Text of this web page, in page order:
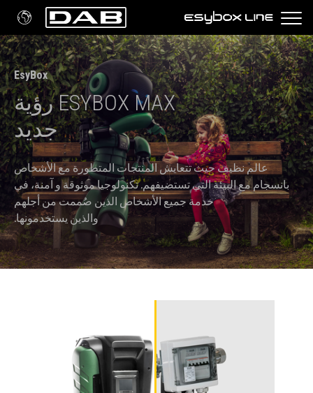
EsyBox
ESYBOX MAX رؤية
جديد
عالم نظيف حيث تتعايش المنتجات المتطورة مع الأشخاص
بانسجام مع البيئة التي تستضيفهم. تكنولوجيا موثوقة و آمنة، في
خدمة جميع الأشخاص الذين صُممت من أجلهم
والذين يستخدمونها.